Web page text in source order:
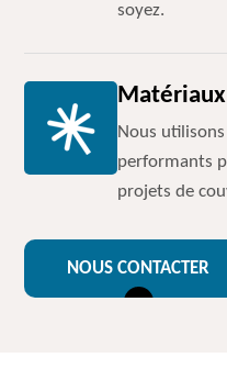
soyez.
Nous
performants
projets de
NOUS CONTACTER